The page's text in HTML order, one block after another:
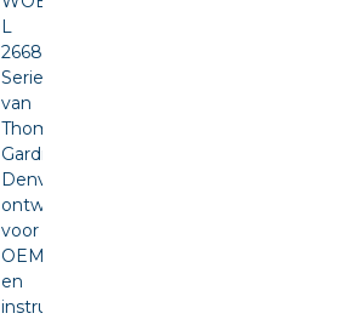
L
2668
Series
van
Thomas
Gardner
Denver,
ontwikkeld
voor
OEM-
en
instrumentintegratie.